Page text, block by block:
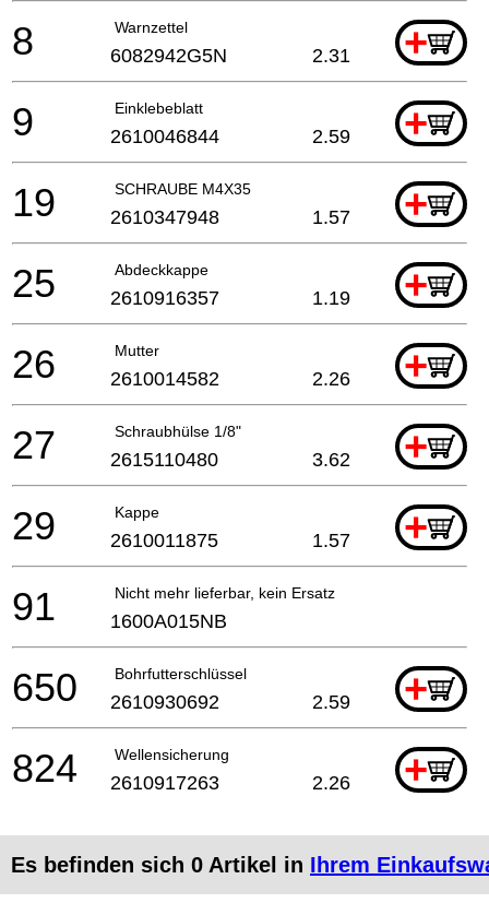
Warnzettel +
8 6082942G5N 2.31
Einklebeblatt +
9 2610046844 2.59
SCHRAUBE M4X35 +
19 2610347948 1.57
Abdeckkappe +
25 2610916357 1.19
Mutter +
26 2610014582 2.26
Schraubhülse 1/8" +
27 2615110480 3.62
Kappe +
29 2610011875 1.57
Nicht mehr lieferbar, kein Ersatz
91 1600A015NB
Bohrfutterschlüssel +
650 2610930692 2.59
Wellensicherung +
824 2610917263 2.26
Es befinden sich 0 Artikel in Ihrem